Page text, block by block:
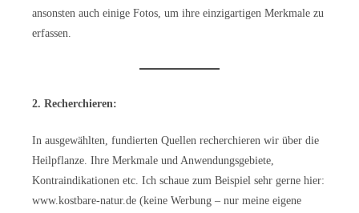
ansonsten auch einige Fotos, um ihre einzigartigen Merkmale zu
erfassen.
2. Recherchieren:
In ausgewählten, fundierten Quellen recherchieren wir über die
Heilpflanze. Ihre Merkmale und Anwendungsgebiete,
Kontraindikationen etc. Ich schaue zum Beispiel sehr gerne hier:
www.kostbare-natur.de (keine Werbung – nur meine eigene